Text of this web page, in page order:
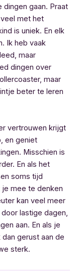
gaan. Praat
met het
is uniek. En elk
Ik heb vaak
maar
dingen over
maar
beter te leren
vertrouwen krijgt
en geniet
Misschien is
En als het
soms tijd
je mee te denken
kan veel meer
lastige dagen,
aan. En als je
gerust aan de
sterk.